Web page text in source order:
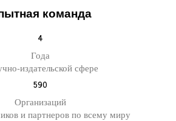
команда
4
Года
издательской сфере
590
Организаций
и партнеров по всему миру